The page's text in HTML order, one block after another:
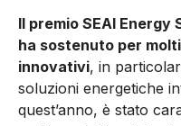
Il premio SEAI
ha sostenuto per
innovativi, in
soluzioni energetiche
quest’anno, è stato